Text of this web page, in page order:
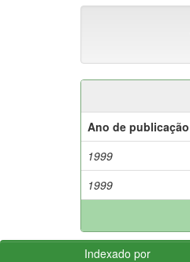
Ano de publicação
1999
1999
Indexado por